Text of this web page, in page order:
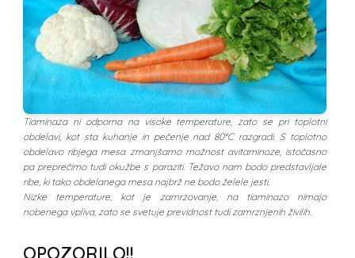
Tiaminaza ni odporna na visoke temperature, zato se pri toplotni
obdelavi, kot sta kuhanje in pečenje nad 80°C razgradi. S toplotno
obdelavo ribjega mesa zmanjšamo možnost avitaminoze, istočasno
pa preprečimo tudi okužbe s paraziti. Težavo nam bodo predstavljale
ribe, ki tako obdelanega mesa najbrž ne bodo želele jesti.
Nizke temperature, kot je zamrzovanje, na tiaminazo nimajo
nobenega vpliva, zato se svetuje previdnost tudi zamrznjenih živilih.
OPOZORILO!!